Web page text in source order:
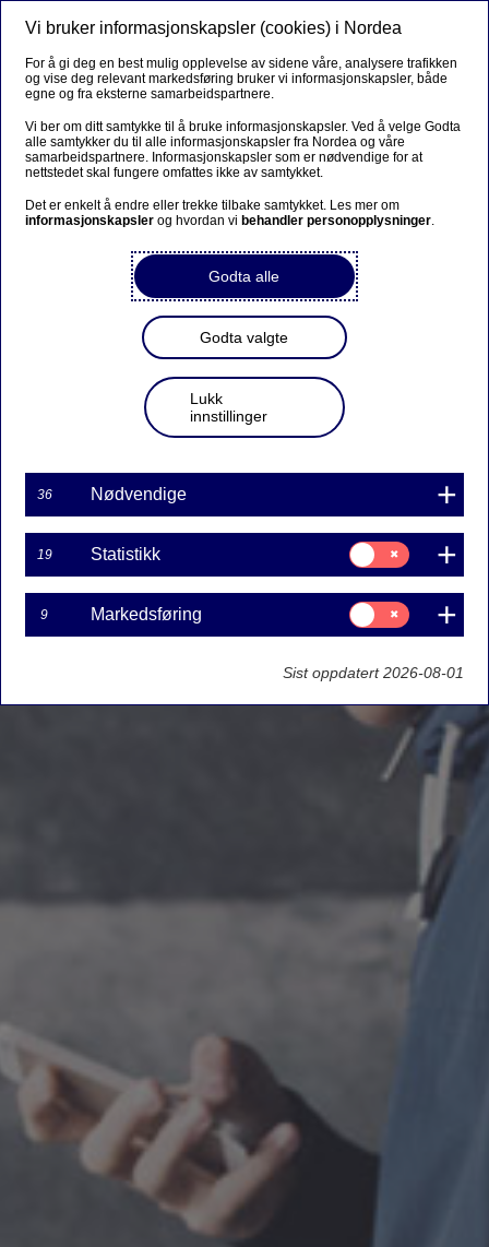
Vi bruker informasjonskapsler (cookies) i Nordea
For å gi deg en best mulig opplevelse av sidene våre, analysere trafikken
og vise deg relevant markedsføring bruker vi informasjonskapsler, både
egne og fra eksterne samarbeidspartnere.
Vi ber om ditt samtykke til å bruke informasjonskapsler. Ved å velge Godta
alle samtykker du til alle informasjonskapsler fra Nordea og våre
samarbeidspartnere. Informasjonskapsler som er nødvendige for at
nettstedet skal fungere omfattes ikke av samtykket.
Det er enkelt å endre eller trekke tilbake samtykket. Les mer om
informasjonskapsler og hvordan vi behandler personopplysninger.
Godta alle
Godta valgte
Lukk
innstillinger
36 Nødvendige
19 Statistikk
Samtykke
til:
Statistikk
9 Markedsføring
Samtykke
til:
Markedsføring
Sist oppdatert 2026-08-01